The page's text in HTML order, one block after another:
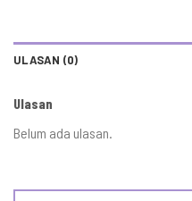
ULASAN (0)
Ulasan
Belum ada ulasan.